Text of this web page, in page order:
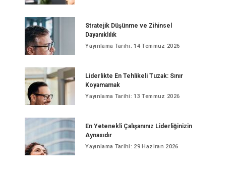
Stratejik Düşünme ve Zihinsel
Dayanıklılık
Yayınlama Tarihi: 14 Temmuz 2026
Liderlikte En Tehlikeli Tuzak: Sınır
Koyamamak
Yayınlama Tarihi: 13 Temmuz 2026
En Yetenekli Çalışanınız Liderliğinizin
Aynasıdır
Yayınlama Tarihi: 29 Haziran 2026